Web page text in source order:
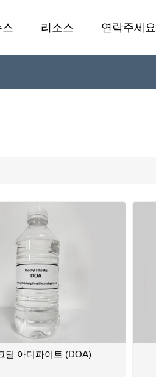
스 리소스 연락주세요
틸 아디파이트 (DOA)